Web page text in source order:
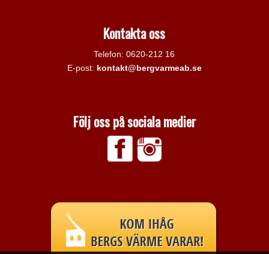
Kontakta oss
Telefon: 0620-212 16
E-post: kontakt@bergvarmeab.se
Följ oss på sociala medier